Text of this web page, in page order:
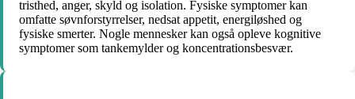
tristhed, anger, skyld og isolation. Fysiske symptomer kan
omfatte søvnforstyrrelser, nedsat appetit, energiløshed og
fysiske smerter. Nogle mennesker kan også opleve kognitive
symptomer som tankemylder og koncentrationsbesvær.